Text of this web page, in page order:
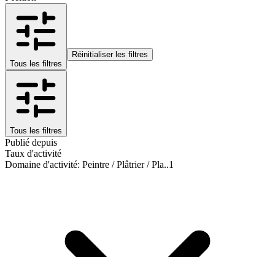
Tous les filtres
Réinitialiser les filtres
Tous les filtres
Publié depuis
Taux d'activité
Domaine d'activité: Peintre / Plâtrier / Pla..1